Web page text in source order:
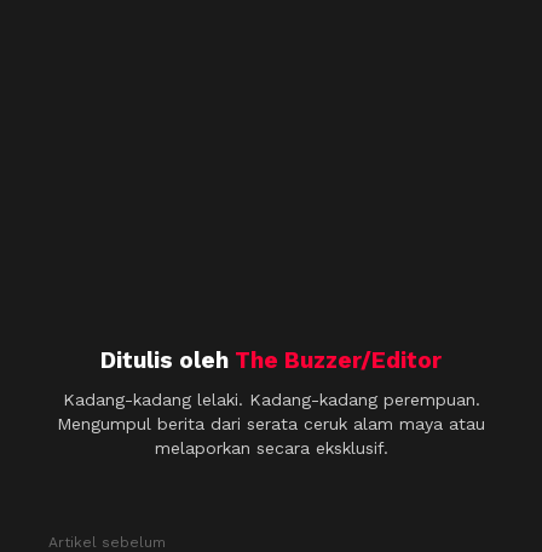
Ditulis oleh The Buzzer/Editor
Kadang-kadang lelaki. Kadang-kadang perempuan.
Mengumpul berita dari serata ceruk alam maya atau
melaporkan secara eksklusif.
Artikel sebelum